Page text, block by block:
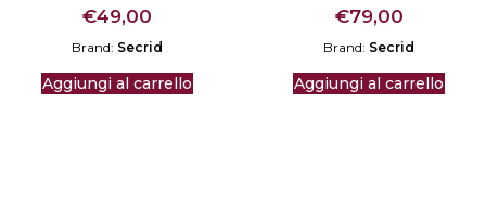
€49,00
Brand: Secrid
Aggiungi al carrello
€79,00
Brand: Secrid
Aggiungi al carrello